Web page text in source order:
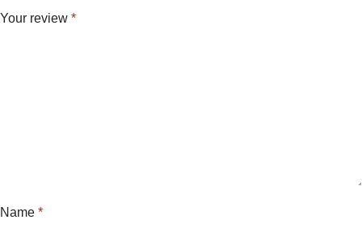
Your review *
Name *